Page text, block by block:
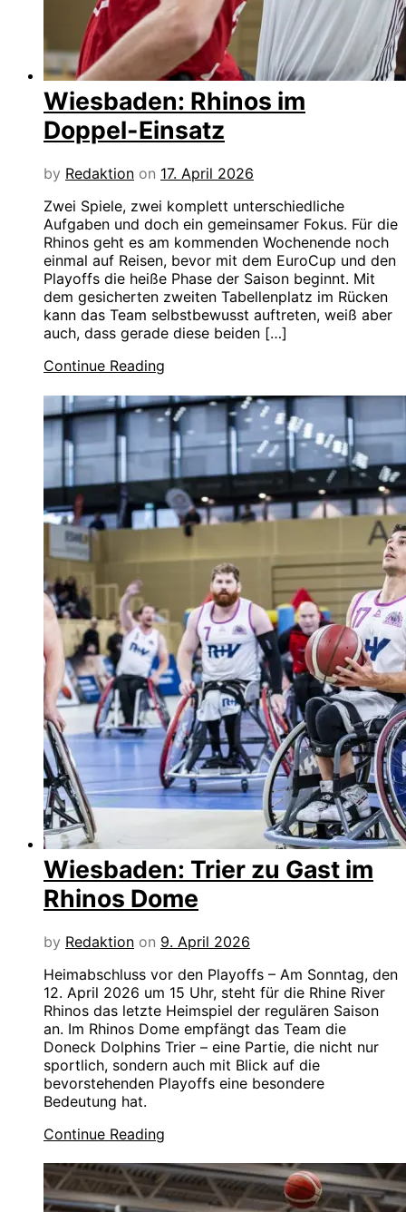
Wiesbaden: Rhinos im
Doppel-Einsatz
by Redaktion on 17. April 2026
Zwei Spiele, zwei komplett unterschiedliche
Aufgaben und doch ein gemeinsamer Fokus. Für die
Rhinos geht es am kommenden Wochenende noch
einmal auf Reisen, bevor mit dem EuroCup und den
Playoffs die heiße Phase der Saison beginnt. Mit
dem gesicherten zweiten Tabellenplatz im Rücken
kann das Team selbstbewusst auftreten, weiß aber
auch, dass gerade diese beiden […]
Continue Reading
Wiesbaden: Trier zu Gast im
Rhinos Dome
by Redaktion on 9. April 2026
Heimabschluss vor den Playoffs – Am Sonntag, den
12. April 2026 um 15 Uhr, steht für die Rhine River
Rhinos das letzte Heimspiel der regulären Saison
an. Im Rhinos Dome empfängt das Team die
Doneck Dolphins Trier – eine Partie, die nicht nur
sportlich, sondern auch mit Blick auf die
bevorstehenden Playoffs eine besondere
Bedeutung hat.
Continue Reading